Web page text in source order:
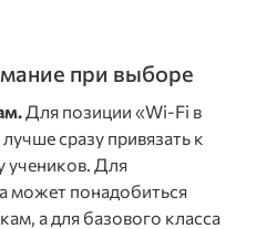
при выборе
Для позиции «Wi-Fi в
сразу привязать к
учеников. Для
может понадобиться
а для базового класса